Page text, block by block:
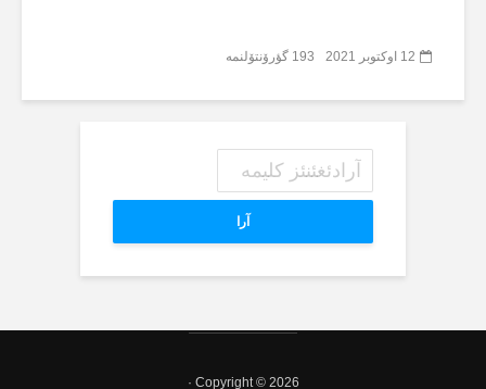
12 اوکتوبر 2021 193 گؤرۆنتۆلنمە
آرا
Copyright © 2026 ·